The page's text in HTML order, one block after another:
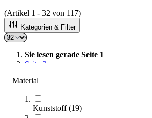
Material
Kunststoff(19)
(Artikel 1 - 32 von 117)
Kategorien & Filter
Sie lesen gerade Seite 1
Seite 2
Seite